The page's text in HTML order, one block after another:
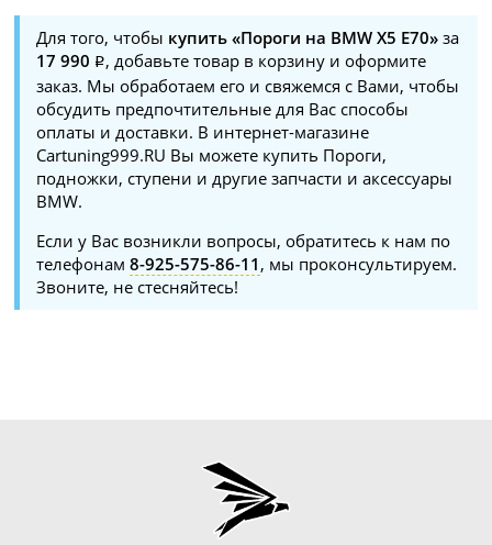
Для того, чтобы купить «Пороги на BMW X5 E70» за
17 990
, добавьте товар в корзину и оформите
заказ. Мы обработаем его и свяжемся с Вами, чтобы
обсудить предпочтительные для Вас способы
оплаты и доставки. В интернет-магазине
Cartuning999.RU Вы можете купить Пороги,
подножки, ступени и другие запчасти и аксессуары
BMW.
Если у Вас возникли вопросы, обратитесь к нам по
телефонам8-925-575-86-11 , мы проконсультируем.
Звоните, не стесняйтесь!